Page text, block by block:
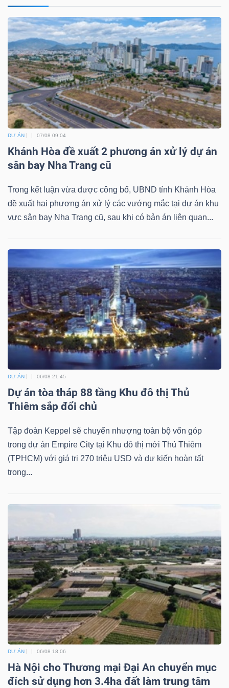
DỰ ÁN 07/08 09:04
Khánh Hòa đề xuất 2 phương án xử lý dự án
sân bay Nha Trang cũ
Trong kết luận vừa được công bố, UBND tỉnh Khánh Hòa
đề xuất hai phương án xử lý các vướng mắc tại dự án khu
vực sân bay Nha Trang cũ, sau khi có bản án liên quan...
DỰ ÁN 06/08 21:45
Dự án tòa tháp 88 tầng Khu đô thị Thủ
Thiêm sắp đổi chủ
Tập đoàn Keppel sẽ chuyển nhượng toàn bộ vốn góp
trong dự án Empire City tại Khu đô thị mới Thủ Thiêm
(TPHCM) với giá trị 270 triệu USD và dự kiến hoàn tất
trong...
DỰ ÁN 06/08 18:06
Hà Nội cho Thương mại Đại An chuyển mục
đích sử dụng hơn 3.4ha đất làm trung tâm
Dịch
vụ
(-)
Đào
tạo
Công
cụ
đầu
tư
Truyền
thông
tài
chính
Dữ
chính